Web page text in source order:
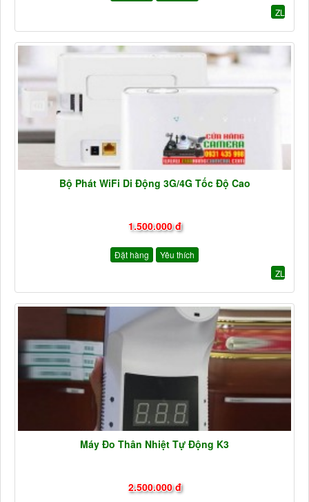
ZL
Bộ Phát WiFi Di Động 3G/4G Tốc Độ Cao
1.500.000 đ
Đặt hàng
Yêu thích
ZL
Máy Đo Thân Nhiệt Tự Động K3
2.500.000 đ